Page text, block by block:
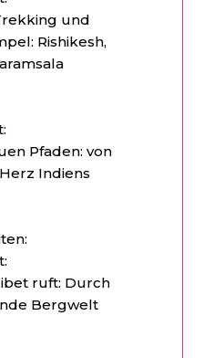
und
Rishikesh,
Pfaden: von
Indiens
ruft: Durch
Bergwelt